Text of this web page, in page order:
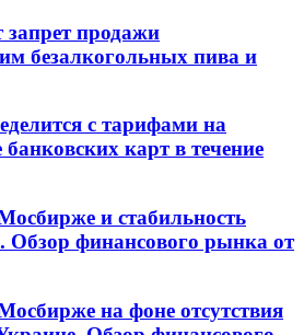
запрет продажи
безалкогольных пива и
с тарифами на
карт в течение
и стабильность
Обзор финансового рынка от
на фоне отсутствия